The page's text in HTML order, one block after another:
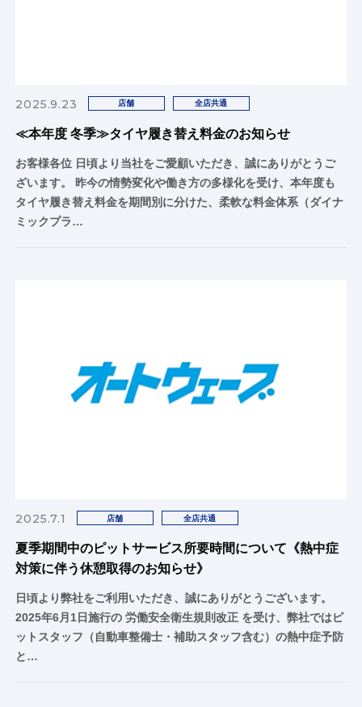
2025.9.23 店舗 全店共通
≪本年度 冬季≫タイヤ履き替え料金のお知らせ
お客様各位 日頃より当社をご愛顧いただき、誠にありがとうご
ざいます。 昨今の情勢変化や働き方の多様化を受け、本年度も
タイヤ履き替え料金を期間別に分けた、柔軟な料金体系（ダイナ
ミックプラ…
2025.7.1 店舗 全店共通
夏季期間中のピットサービス所要時間について《熱中症
対策に伴う休憩取得のお知らせ》
日頃より弊社をご利用いただき、誠にありがとうございます。
2025年6月1日施行の 労働安全衛生規則改正 を受け、弊社ではピ
ットスタッフ（自動車整備士・補助スタッフ含む）の熱中症予防
と…